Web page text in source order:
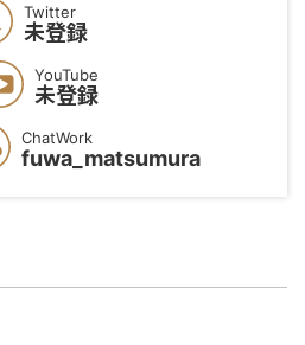
Twitter
未登録
YouTube
未登録
ChatWork
fuwa_matsumura